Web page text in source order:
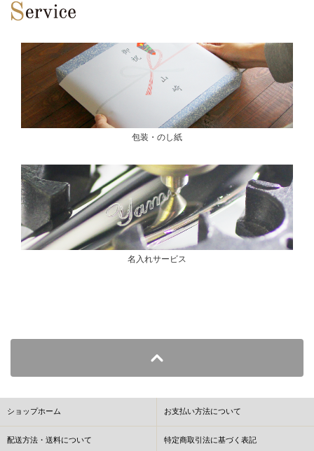
包装・のし紙
名入れサービス
ショップホーム お支払い方法について
配送方法・送料について 特定商取引法に基づく表記